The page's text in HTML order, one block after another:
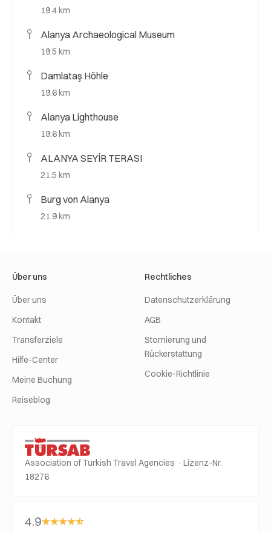
19.4 km
Alanya Archaeological Museum
19.5 km
Damlataş Höhle
19.6 km
Alanya Lighthouse
19.6 km
ALANYA SEYİR TERASI
21.5 km
Burg von Alanya
21.9 km
Über uns
Über uns
Kontakt
Transferziele
Hilfe-Center
Meine Buchung
Reiseblog
Rechtliches
Datenschutzerklärung
AGB
Stornierung und
Rückerstattung
Cookie-Richtlinie
Association of Turkish Travel Agencies · Lizenz-Nr.
18276
4.9